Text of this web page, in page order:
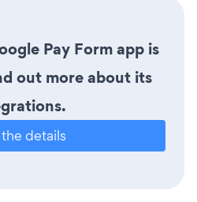
Pay Form app is
out more about its
details